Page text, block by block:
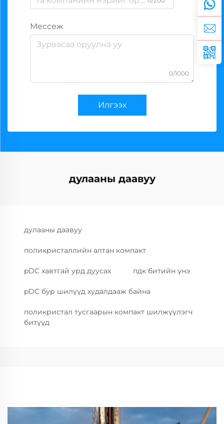
Мессеж
0/1000
Илгээх
дулааны даавуу
дулааны даавуу
поликристаллийн алтан компакт
pDC хавтгай урд дуусах пдк битийн үнэ
pDC бур шилүүд худалдааж байна
поликристал тусгаарын компакт шилжүүлэгч
битүүд